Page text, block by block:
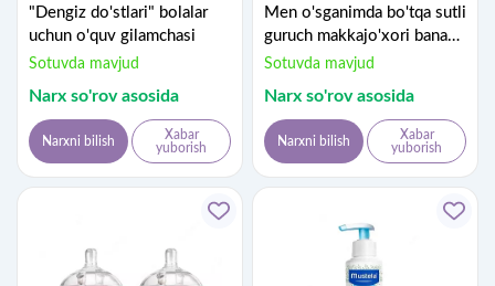
"Dengiz do'stlari" bolalar
uchun o'quv gilamchasi
Sotuvda mavjud
Narx so'rov asosida
Narxni bilish
Xabar
yuborish
Men o'sganimda bo'tqa sutli
guruch makkajo'xori banan
6 oydan. 200 g
Sotuvda mavjud
Narx so'rov asosida
Narxni bilish
Xabar
yuborish